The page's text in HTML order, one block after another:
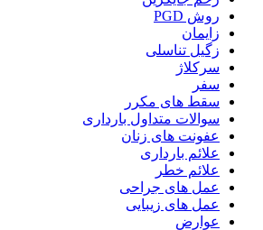
روش PGD
زایمان
زگیل تناسلی
سرکلاژ
سفر
سقط های مکرر
سوالات متداول بارداری
عفونت های زنان
علائم بارداری
علائم خطر
عمل های جراحی
عمل های زیبایی
عوارض